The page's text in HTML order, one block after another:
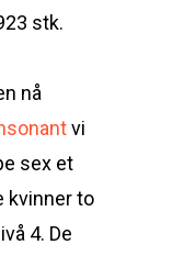
stk.
nå
vi
sex et
kvinner to
4. De